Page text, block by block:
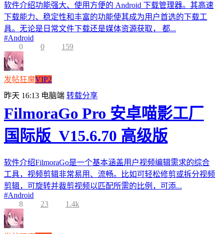
软件介绍功能强大、使用方便的 Android 下载管理器。其高速
下载能力、稳定性和丰富的功能使其成为用户首选的下载工
具。无论是日常文件下载还是媒体资源获取， 都...
#Android
0
0 159
发帖狂魔VIP2
昨天 16:13 电脑端 转载分享
FilmoraGo Pro 安卓喵影工厂
国际版_V15.6.70 高级版
软件介绍FilmoraGo是一个基本涵盖用户视频编辑需求的综合
工具，视频剪辑非常易用、流畅。比如可轻松修剪或拆分视频
剪辑，可旋转并裁剪视频以匹配所需的比例，可添...
#Android
8
23 1.4k